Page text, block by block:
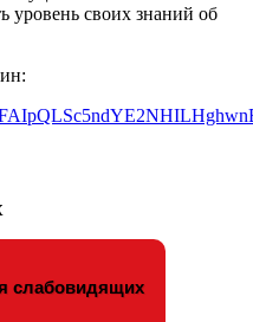
уровень своих знаний об
слабовидящих